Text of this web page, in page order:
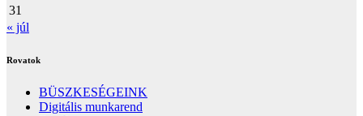
31
« júl
Rovatok
BÜSZKESÉGEINK
Digitális munkarend